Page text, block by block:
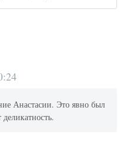
Анастасии. Это явно был